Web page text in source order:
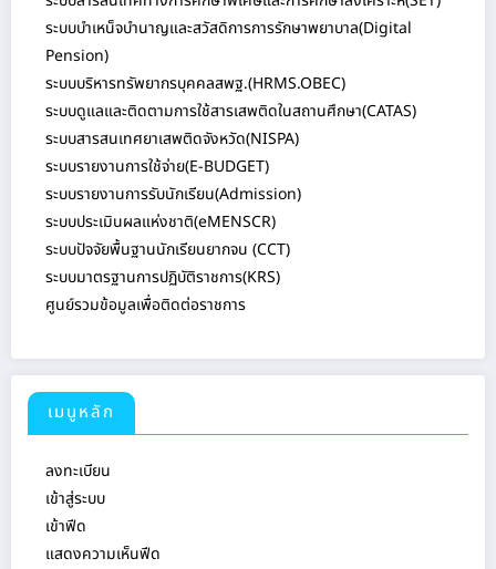
ระบบบำเหน็จบำนาญและสวัสดิการการรักษาพยาบาล(Digital Pension)
ระบบบริหารทรัพยากรบุคคลสพฐ.(HRMS.OBEC)
ระบบดูแลและติดตามการใช้สารเสพติดในสถานศึกษา(CATAS)
ระบบสารสนเทศยาเสพติดจังหวัด(NISPA)
ระบบรายงานการใช้จ่าย(E-BUDGET)
ระบบรายงานการรับนักเรียน(Admission)
ระบบประเมินผลแห่งชาติ(eMENSCR)
ระบบปัจจัยพื้นฐานนักเรียนยากจน (CCT)
ระบบมาตรฐานการปฏิบัติราชการ(KRS)
ศูนย์รวมข้อมูลเพื่อติดต่อราชการ
ลงทะเบียน
เข้าสู่ระบบ
เข้าฟีด